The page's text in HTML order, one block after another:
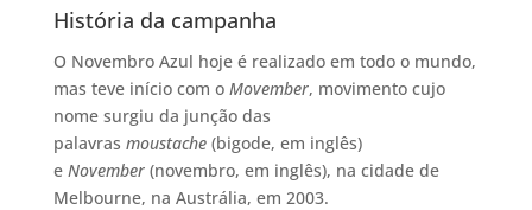
História da campanha
O Novembro Azul hoje é realizado em todo o mundo,
mas teve início com o Movember, movimento cujo
nome surgiu da junção das
palavras moustache(bigode, em inglês)
e November(novembro, em inglês), na cidade de
Melbourne, na Austrália, em 2003.